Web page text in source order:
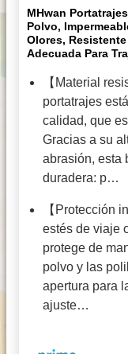
MHwan
Polvo,
Olores,
Adecuada Para
【Material
portatrajes
calidad, que
Gracias a su
abrasión, esta
duradera: p…
【Protección
estés de viaje
protege de
polvo y las
apertura para
ajuste…